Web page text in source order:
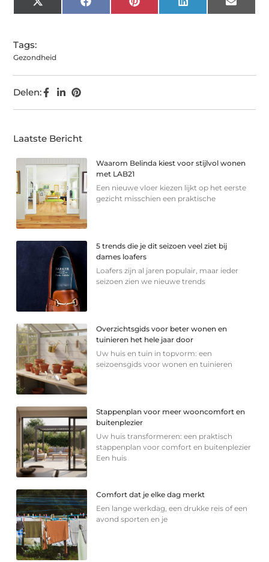
X
(Twitter)
FacebookPinterest LinkedIn Email
Tags:
Gezondheid
Delen:
Laatste Bericht
Waarom Belinda kiest voor stijlvol wonen
met LAB21
Een nieuwe vloer kiezen lijkt op het eerste
gezicht misschien een praktische
5 trends die je dit seizoen veel ziet bij
dames loafers
Loafers zijn al jaren populair, maar ieder
seizoen zien we nieuwe trends
Overzichtsgids voor beter wonen en
tuinieren het hele jaar door
Uw huis en tuin in topvorm: een
seizoensgids voor wonen en tuinieren
Stappenplan voor meer wooncomfort en
buitenplezier
Uw huis transformeren: een praktisch
stappenplan voor comfort en buitenplezier
Een huis
Comfort dat je elke dag merkt
Een lange werkdag, een drukke reis of een
avond sporten en je